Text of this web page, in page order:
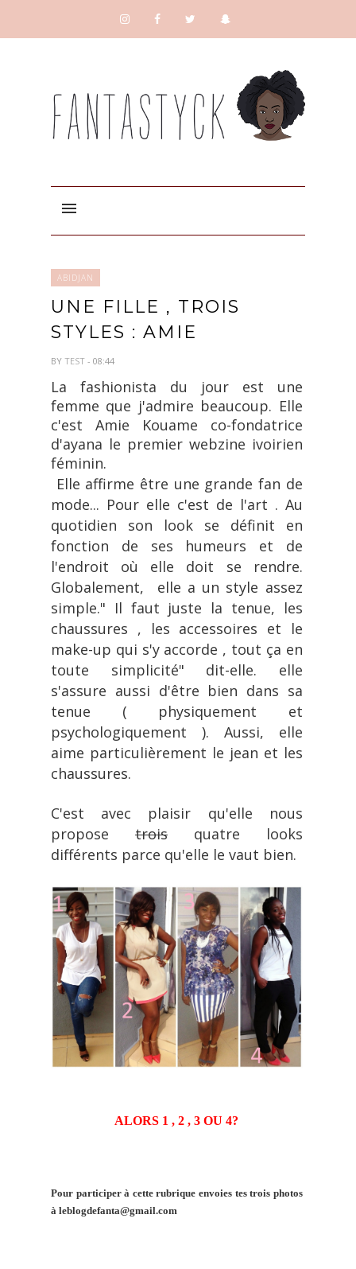
ABIDJAN
UNE FILLE , TROIS
STYLES : AMIE
BY TEST - 08:44
La fashionista du jour est une
femme que j'admire beaucoup. Elle
c'est Amie Kouame co-fondatrice
d'ayana le premier webzine ivoirien
féminin.
Elle affirme être une grande fan de
mode... Pour elle c'est de l'art . Au
quotidien son look se définit en
fonction de ses humeurs et de
l'endroit où elle doit se rendre.
Globalement,  elle a un style assez
simple." Il faut juste la tenue, les
chaussures , les accessoires et le
make-up qui s'y accorde , tout ça en
toute simplicité" dit-elle. elle
s'assure aussi d'être bien dans sa
tenue ( physiquement et
psychologiquement ). Aussi, elle
aime particulièrement le jean et les
chaussures.
C'est avec plaisir qu'elle nous
propose trois
quatre looks
différents parce qu'elle le vaut bien.
ALORS 1 , 2 , 3 OU 4?
Pour participer à cette rubrique envoies tes trois photos
à leblogdefanta@gmail.com